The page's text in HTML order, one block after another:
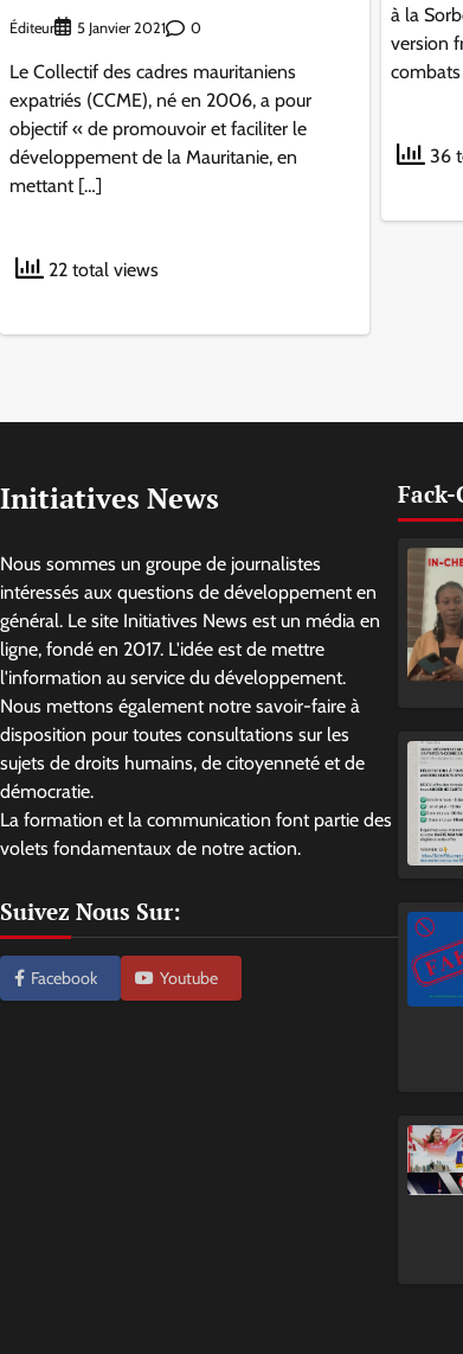
Éditeur 5 Janvier 2021 0
Le Collectif des cadres mauritaniens
expatriés (CCME), né en 2006, a pour
objectif « de promouvoir et faciliter le
développement de la Mauritanie, en
mettant […]
22 total views
à la
version
36
Initiatives News
Nous sommes un groupe de journalistes
intéressés aux questions de développement en
général. Le site Initiatives News est un média en
ligne, fondé en 2017. L'idée est de mettre
l'information au service du développement.
Nous mettons également notre savoir-faire à
disposition pour toutes consultations sur les
sujets de droits humains, de citoyenneté et de
démocratie.
La formation et la communication font partie des
volets fondamentaux de notre action.
Suivez Nous Sur:
Facebook Youtube
Fack-